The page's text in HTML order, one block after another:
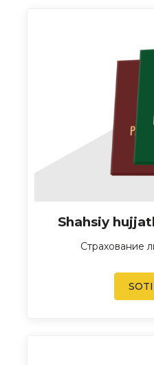
Shahsiy
Страхование